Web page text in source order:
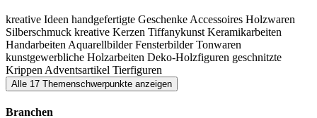
kreative Ideen handgefertigte Geschenke Accessoires Holzwaren
Silberschmuck kreative Kerzen Tiffanykunst Keramikarbeiten
Handarbeiten AquarellbilderFensterbilderTonwaren
kunstgewerbliche Holzarbeiten Deko-Holzfiguren geschnitzte
Krippen Adventsartikel Tierfiguren
Alle 17 Themenschwerpunkte anzeigen
Branchen